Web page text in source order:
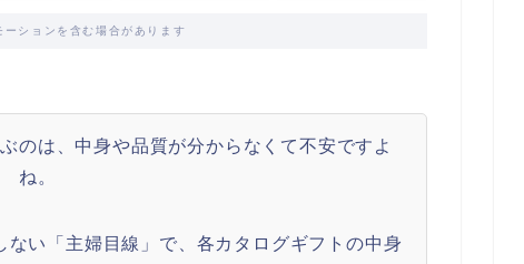
ーションを含む場合があります
のは、中身や品質が分からなくて不安ですよ
ね。
い「主婦目線」で、各カタログギフトの中身